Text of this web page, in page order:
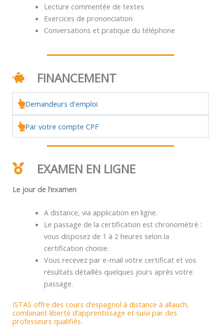
Lecture commentée de textes
Exercices de prononciation
Conversations et pratique du téléphone
FINANCEMENT
Demandeurs d'emploi
Par votre compte CPF
EXAMEN EN LIGNE
Le jour de l’examen
A distance, via application en ligne.
Le passage de la certification est chronométré :
vous disposez de 1 à 2 heures selon la
certification choisie.
Vous recevez par e-mail votre certificat et vos
résultats détaillés quelques jours après votre
passage.
ISTAS offre des cours d’espagnol à distance à allauch,
combinant liberté d’apprentissage et suivi par des
professeurs qualifiés.